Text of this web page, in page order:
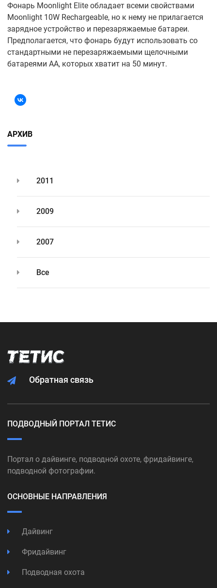
Фонарь Мoonlight Elite обладает всеми свойствами
Moonlight 10W Rechargeable, но к нему не прилагается
зарядное устройство и перезаряжаемые батареи.
Предполагается, что фонарь будут использовать со
стандартными не перезаряжаемыми щелочными
батареями АА, которых хватит на 50 минут.
АРХИВ
2011
2009
2007
Все
Обратная связь
ПОДВОДНЫЙ ПОРТАЛ ТЕТИС
Портал о дайвинге, подводной охоте, фридайвинге,
подводной фотографии.
ОСНОВНЫЕ НАПРАВЛЕНИЯ
Дайвинг
Фридайвинг
Подводная охота